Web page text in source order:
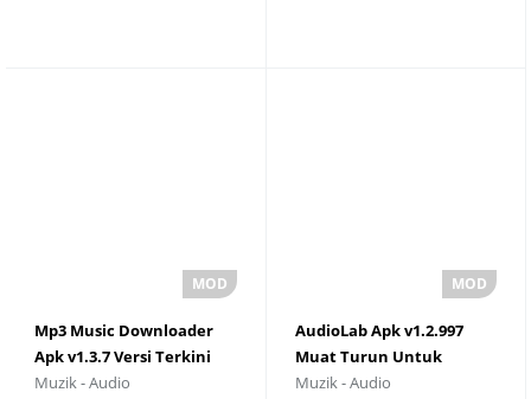
Mp3 Music Downloader
Apk v1.3.7 Versi Terkini
2025
Muzik - Audio
AudioLab Apk v1.2.997
Muat Turun Untuk
Android
Muzik - Audio